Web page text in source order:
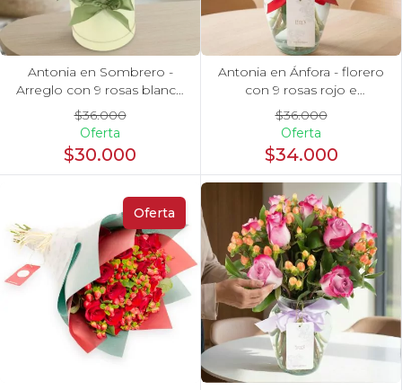
Antonia en Sombrero -
Arreglo con 9 rosas blanco
e hypericum
$36.000
Oferta
$30.000
Antonia en Ánfora - florero
con 9 rosas rojo e
hypericum
$36.000
Oferta
$34.000
Oferta